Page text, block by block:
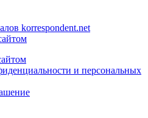
korrespondent.net
и персональных